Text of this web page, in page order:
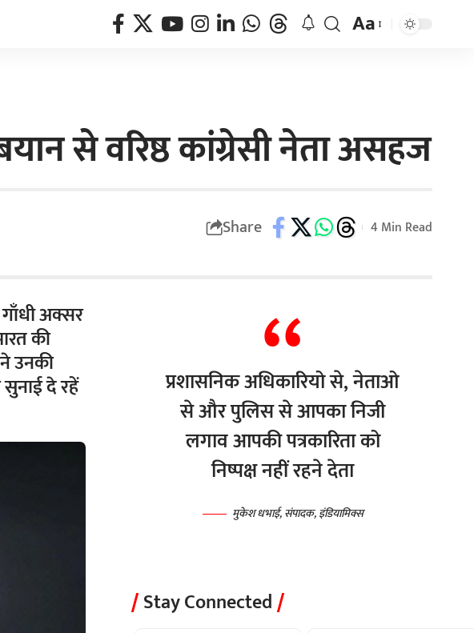
Aa
से वरिष्ठ कांग्रेसी नेता असहज
Share 4 Min Read
अक्सर
की
उनकी
दे रहें
प्रशासनिक अधिकारियो से, नेताओ
से और पुलिस से आपका निजी
लगाव आपकी पत्रकारिता को
निष्पक्ष नहीं रहने देता
मुकेश धभाई, संपादक, इंडियामिक्स
Stay Connected